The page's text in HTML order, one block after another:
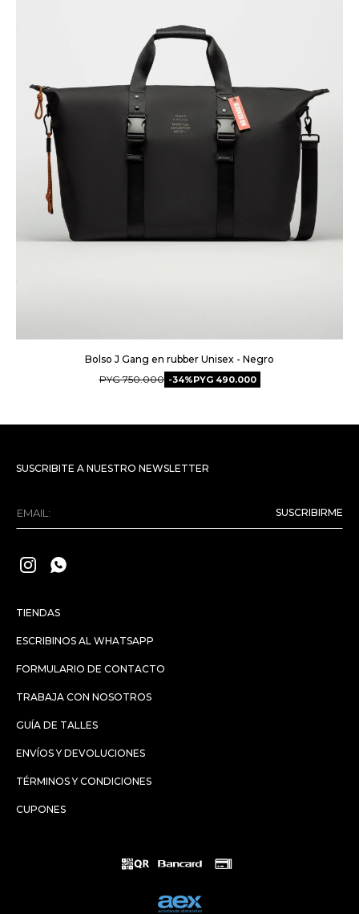
Bolso J Gang en rubber Unisex - Negro
PYG 750.000 34 PYG 490.000
TIENDAS
ESCRIBINOS AL WHATSAPP
FORMULARIO DE CONTACTO
TRABAJA CON NOSOTROS
GUÍA DE TALLES
ENVÍOS Y DEVOLUCIONES
TÉRMINOS Y CONDICIONES
CUPONES
SUSCRIBITE A NUESTRO NEWSLETTER
SUSCRIBIRME
 